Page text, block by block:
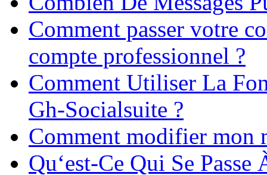
Comment passer votre
compte professionnel ?
Comment Utiliser La
Gh-Socialsuite ?
Comment modifier mon
Qu‘est-Ce Qui Se